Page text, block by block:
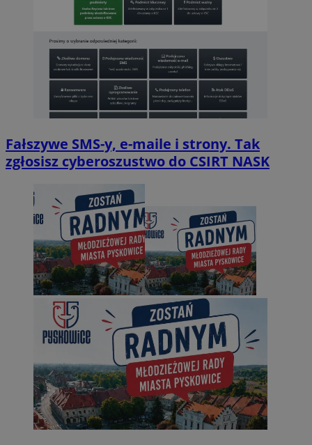
Fałszywe SMS-y, e-maile i strony. Tak
zgłosisz cyberoszustwo do CSIRT NASK